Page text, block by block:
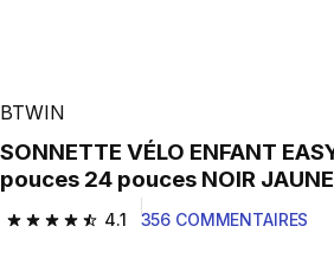
BTWIN
SONNETTE VÉLO ENFANT EASY DRING 500 20
pouces 24 pouces NOIR JAUNE
4.1
4.1 out of 5 stars from 356 reviews
356 COMMENTAIRES